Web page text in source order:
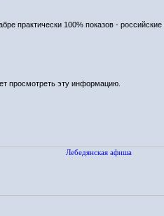
практически 100% показов -
просмотреть эту информацию.